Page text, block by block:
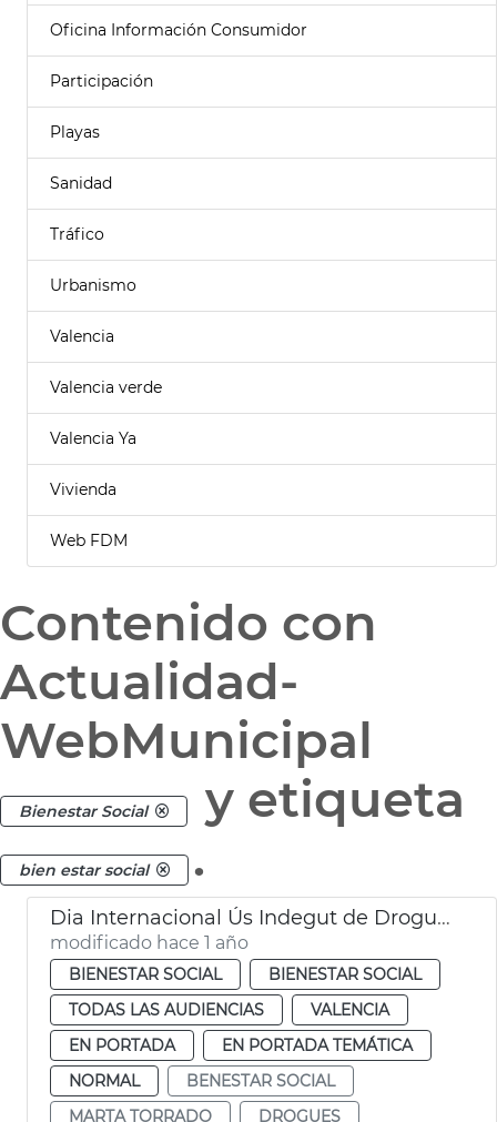
Oficina Información Consumidor
Participación
Playas
Sanidad
Tráfico
Urbanismo
Valencia
Valencia verde
Valencia Ya
Vivienda
Web FDM
Contenido con
Actualidad-
WebMunicipal
Bienestar Social y etiqueta
bien estar social .
Dia Internacional Ús Indegut de Drogues
modificado hace 1 año
BIENESTAR SOCIAL
BIENESTAR SOCIAL
TODAS LAS AUDIENCIAS
VALENCIA
EN PORTADA
EN PORTADA TEMÁTICA
NORMAL
BENESTAR SOCIAL
MARTA TORRADO
DROGUES